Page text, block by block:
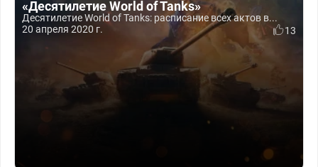
«Десятилетие World of Tanks»
Десятилетие World of Tanks: расписание всех актов в...
20 апреля 2020 г.
13